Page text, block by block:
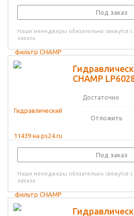
Под заказ
Наши менеджеры обязательно свяжутся с
заказа
CHAMP
Достаточно
Отложить
Под заказ
Наши менеджеры обязательно свяжутся с
заказа